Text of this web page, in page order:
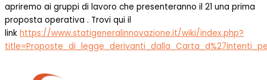
apriremo ai gruppi di lavoro che presenteranno il 21 una prima
proposta operativa . Trovi qui il
link https://www.statigeneralinnovazione.it/wiki/index.php?